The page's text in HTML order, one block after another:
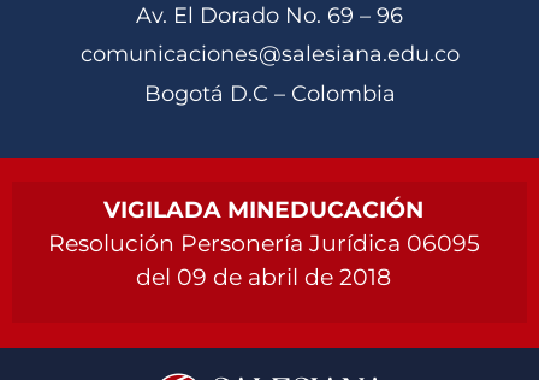
Av. El Dorado No. 69 – 96
comunicaciones@salesiana.edu.co
Bogotá D.C – Colombia
VIGILADA MINEDUCACIÓN
Resolución Personería Jurídica 06095
del 09 de abril de 2018